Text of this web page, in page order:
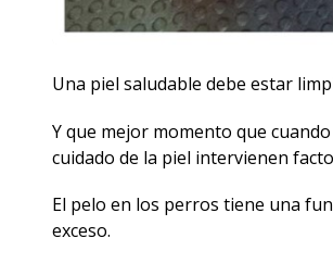
Una piel saludable debe estar
Y que mejor momento que
cuidado de la piel intervienen
El pelo en los perros tiene una
exceso.